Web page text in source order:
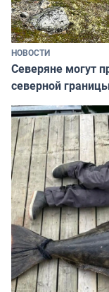
НОВОСТИ
Северяне могут
северной